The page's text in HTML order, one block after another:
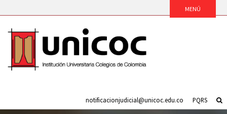
PQRS
notificacionjudicial@unicoc.edu.co